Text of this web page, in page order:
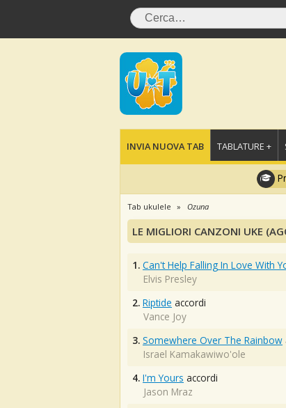
INVIA NUOVA TAB TABLATURE +
Tab ukulele Ozuna
LE MIGLIORI CANZONI UKE
1. Can't Help Falling In Love With
Elvis Presley
2. Riptide accordi
Vance Joy
3. Somewhere Over The Rainbow
Israel Kamakawiwo'ole
4. I'm Yours accordi
Jason Mraz